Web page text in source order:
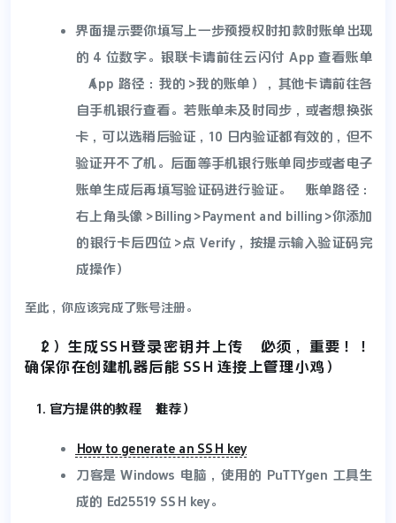
界面提示要你填写上一步预授权时扣款时账单出现
的 4 位数字。银联卡请前往云闪付 App 查看账单
（App 路径：我的>我的账单），其他卡请前往各
自手机银行查看。若账单未及时同步，或者想换张
卡，可以选稍后验证，10 日内验证都有效的，但不
验证开不了机。后面等手机银行账单同步或者电子
账单生成后再填写验证码进行验证。（账单路径：
右上角头像>Billing>Payment and billing>你添加
的银行卡后四位>点 Verify，按提示输入验证码完
成操作）
至此，你应该完成了账号注册。
（2）生成SSH登录密钥并上传（必须，重要！！
确保你在创建机器后能 SSH 连接上管理小鸡）
官方提供的教程（推荐）
How to generate an SSH key
刀客是 Windows 电脑，使用的 PuTTYgen 工具生
成的 Ed25519 SSH key。